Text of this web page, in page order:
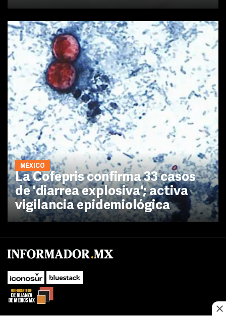
MÉXICO
La Cofepris confirma 33 casos
de 'diarrea explosiva'; activa
vigilancia epidemiológica